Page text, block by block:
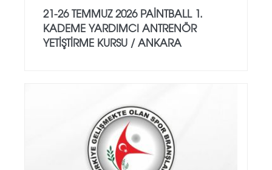
21-26 TEMMUZ 2026 PAİNTBALL 1.
KADEME YARDIMCI ANTRENÖR
YETİŞTİRME KURSU / ANKARA